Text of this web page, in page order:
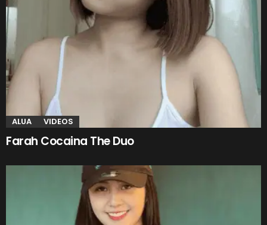
ALUA VIDEOS
Farah Cocaina The Duo